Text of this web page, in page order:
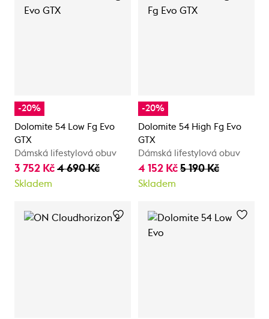
-20%
Dolomite 54 Low Fg Evo
GTX
Dámská lifestylová obuv
3 752 Kč 4 690 Kč
Skladem
-20%
Dolomite 54 High Fg Evo
GTX
Dámská lifestylová obuv
4 152 Kč 5 190 Kč
Skladem